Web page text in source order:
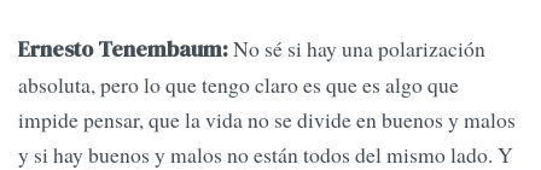
Ernesto Tenembaum:No sé si hay una polarización
absoluta, pero lo que tengo claro es que es algo que
impide pensar, que la vida no se divide en buenos y malos
y si hay buenos y malos no están todos del mismo lado. Y